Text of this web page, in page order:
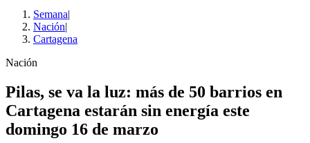
Semana|
Nación|
Cartagena
Nación
Pilas, se va la luz: más de 50 barrios en
Cartagena estarán sin energía este
domingo 16 de marzo